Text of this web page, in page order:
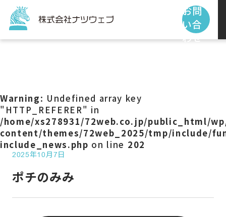
お問
い合
わせ
サービス
制作事例
お客様の声
Warning: Undefined array key
"HTTP_REFERER" in
/home/xs278931/72web.co.jp/public_html/
content/themes/72web_2025/tmp/include/
include_news.php on line 202
2025年10月7日
ポチのみみ